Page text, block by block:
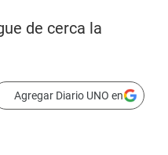
de cerca la
Agregar Diario UNO en